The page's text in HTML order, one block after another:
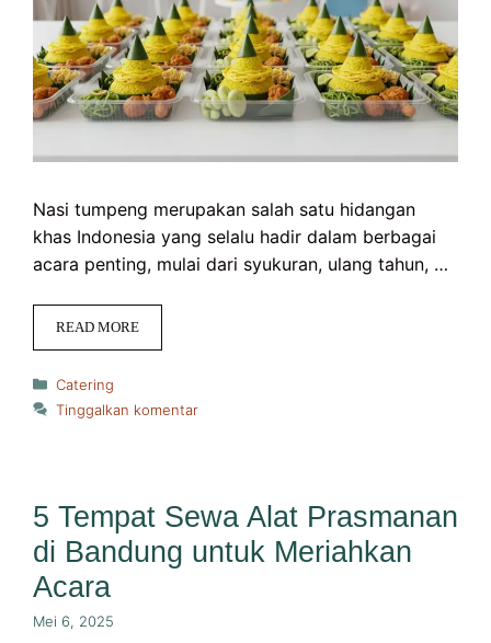
Nasi tumpeng merupakan salah satu hidangan
khas Indonesia yang selalu hadir dalam berbagai
acara penting, mulai dari syukuran, ulang tahun, …
READ MORE
Kategori
Catering
Tinggalkan komentar
5 Tempat Sewa Alat Prasmanan
di Bandung untuk Meriahkan
Acara
Mei 6, 2025